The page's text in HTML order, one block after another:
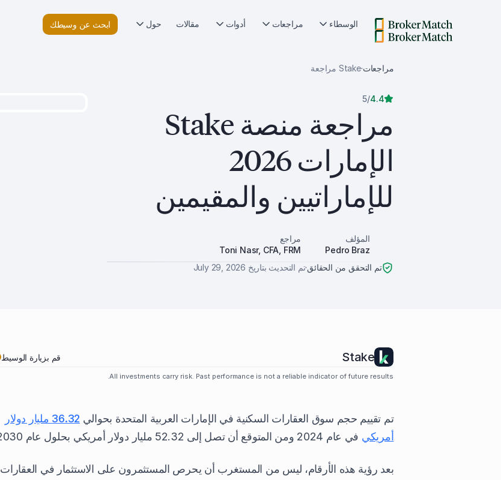
الوسطاء مراجعات أدوات مقالات حول ابحث عن وسيطك
مراجعات·
Stake مراجعة
4.4
/
5
مراجعة منصة Stake
الإمارات 2026
للإماراتيين والمقيمين
المؤلف
Pedro Braz
مراجع
Toni Nasr, CFA, FRM
تم التحقق من الحقائق·تم التحديث بتاريخ July 29, 2026
Stake قم بزيارة الوسيط
All investments carry risk. Past performance is not a reliable indicator of future results.
تم تقييم حجم سوق العقارات السكنية في الإمارات العربية المتحدة بحوالي
36.32 مليار دولار
أمريكي في عام 2024 ومن المتوقع أن تصل إلى 52.32 مليار دولار أمريكي بحلول عام 2030.
بعد رؤية هذه الأرقام، ليس من المستغرب أن يحرص المستثمرون على الاستثمار في العقارات